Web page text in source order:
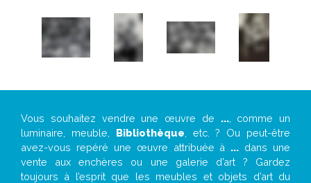
Vous souhaitez vendre une œuvre de ..., comme un
luminaire, meuble, Bibliothèque , etc. ? Ou peut-être
avez-vous repéré une œuvre attribuée à ... dans une
vente aux enchères ou une galerie d’art ? Gardez
toujours à l’esprit que les meubles et objets d’art du